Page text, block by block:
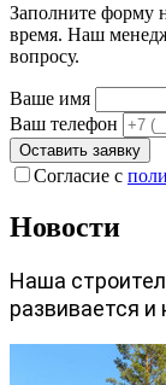
Заполните форму
время. Наш
вопросу.
Ваше имя
Ваш телефон
Оставить заявку
Согласие с
Новости
Наша
развивается и